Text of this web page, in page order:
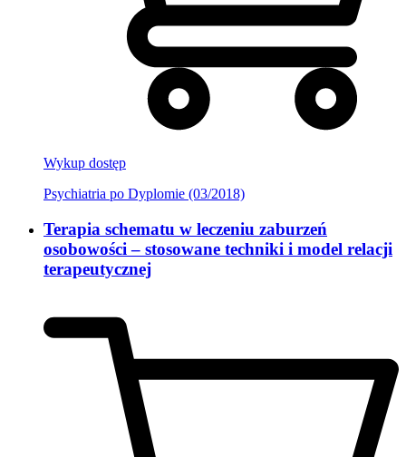
Wykup dostęp
Psychiatria po Dyplomie (03/2018)
Terapia schematu w leczeniu zaburzeń
osobowości – stosowane techniki i model relacji
terapeutycznej